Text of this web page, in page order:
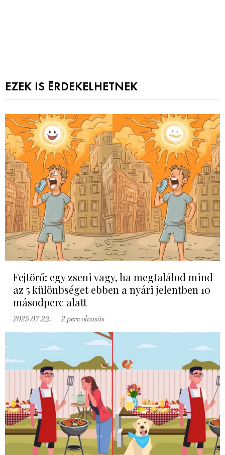
EZEK IS ÉRDEKELHETNEK
Fejtörő: egy zseni vagy, ha megtalálod mind
az 5 különbséget ebben a nyári jelentben 10
másodperc alatt
2025.07.23. 2 perc olvasás